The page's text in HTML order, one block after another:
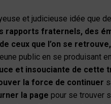
et judicieuse idée que
rapports fraternels, des
ceux que l’on se
public en se produisant en
et insouciante de cette
la force de continuer
la page pour se trouver